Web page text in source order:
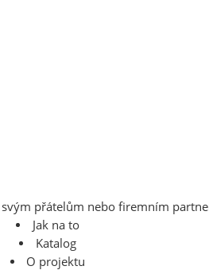
přátelům nebo firemním
Jak na to
Katalog
O projektu